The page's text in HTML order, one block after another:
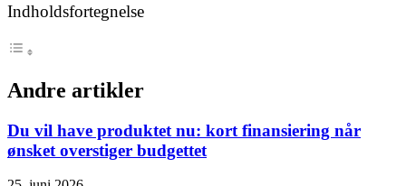
Indholdsfortegnelse
Andre artikler
Du vil have produktet nu: kort finansiering når
ønsket overstiger budgettet